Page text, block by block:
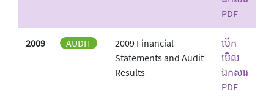
PDF
2009 AUDIT
2009 Financial
Statements and Audit
Results
បើក
មើល
ឯកសារ
PDF